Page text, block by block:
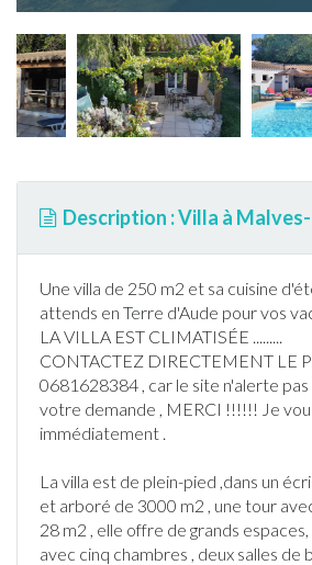
Description : Villa à
Une villa de 250 m2 et sa cuisine
attends en Terre d'Aude pour vos
LA VILLA EST CLIMATISÉE .........
CONTACTEZ DIRECTEMENT LE
0681628384 , car le site n'alerte
votre demande , MERCI !!!!!! Je
immédiatement .
La villa est de plein-pied ,dans un
et arboré de 3000 m2 , une tour
28 m2 , elle offre de grands
avec cinq chambres , deux salles de